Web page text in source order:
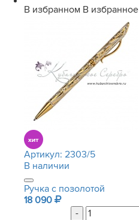
В избранном В избранное
Артикул: 2303/5
В наличии
Ручка с позолотой
18 090
-